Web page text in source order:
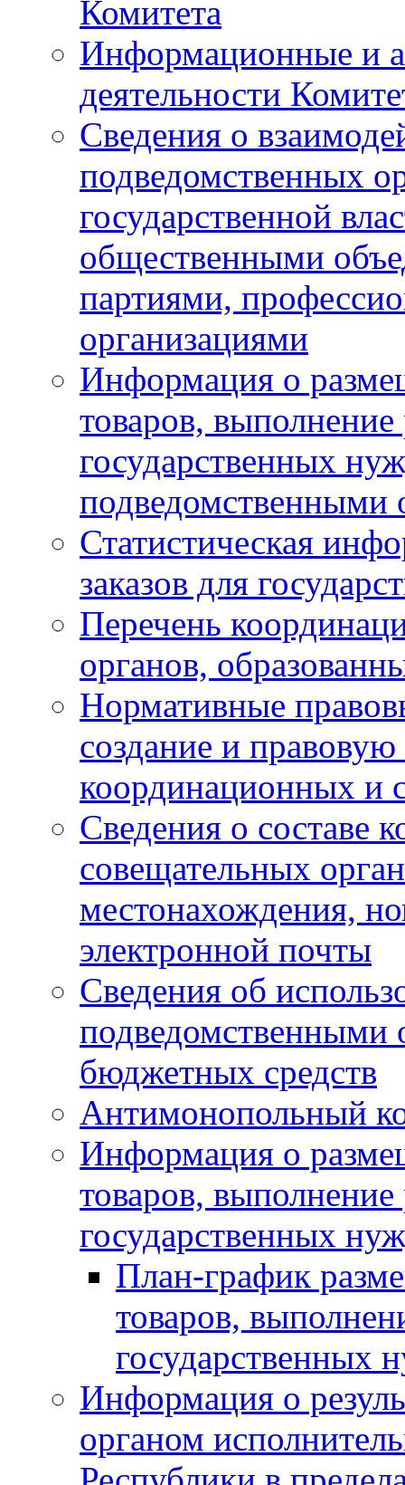
Комитета
Информационные и
деятельности
Сведения о
подведомственных
государственной
общественными
партиями,
организациями
Информация о
товаров, выполнение
государственных
подведомственными
Статистическая
заказов для
Перечень
органов,
Нормативные
создание и
координационных и
Сведения о составе
совещательных
местонахождения,
электронной почты
Сведения об
подведомственными
бюджетных средств
Антимонопольный
Информация о
товаров, выполнение
государственных
План-график
товаров,
государственных
Информация о
органом